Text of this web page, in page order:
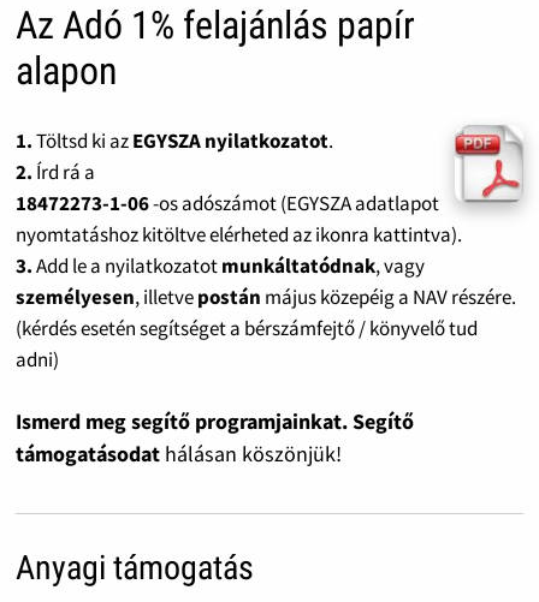
Az Adó 1% felajánlás papír
alapon
1.Töltsd ki azEGYSZA nyilatkozatot.
2. Írd rá a
18472273-1-06-os adószámot (EGYSZA adatlapot
nyomtatáshoz kitöltve elérheted az ikonra kattintva).
3.Add le a nyilatkozatotmunkáltatódnak, vagy
személyesen, illetvepostán május közepéig a NAV részére.
(kérdés esetén segítséget a bérszámfejtő / könyvelő tud
adni)
Ismerd meg segítő programjainkat. Segítő
támogatásodat hálásan köszönjük!
Anyagi támogatás